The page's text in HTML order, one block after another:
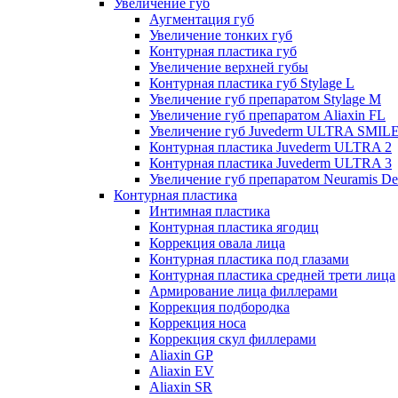
Увеличение губ
Аугментация губ
Увеличение тонких губ
Контурная пластика губ
Увеличение верхней губы
Контурная пластика губ Stylage L
Увеличение губ препаратом Stylage M
Увеличение губ препаратом Aliaxin FL
Увеличение губ Juvederm ULTRA
Контурная пластика Juvederm ULTRA 2
Контурная пластика Juvederm ULTRA 3
Увеличение губ препаратом Neuramis
Контурная пластика
Интимная пластика
Контурная пластика ягодиц
Коррекция овала лица
Контурная пластика под глазами
Контурная пластика средней трети лица
Армирование лица филлерами
Коррекция подбородка
Коррекция носа
Коррекция скул филлерами
Aliaxin GP
Aliaxin EV
Aliaxin SR